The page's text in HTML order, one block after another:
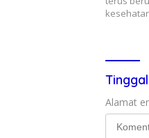
Alamat